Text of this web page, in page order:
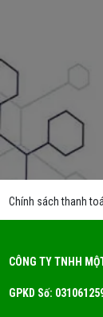
Chính sách thanh
CÔNG TY TNHH
GPKD Số: